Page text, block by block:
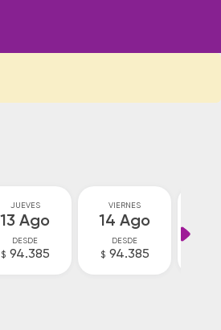
JUEVES
13 Ago
DESDE
$ 94.385
VIERNES
14 Ago
DESDE
$ 94.385